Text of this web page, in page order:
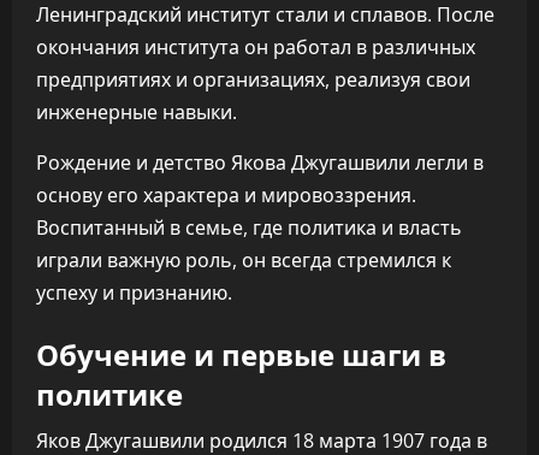
Ленинградский институт стали и сплавов. После
окончания института он работал в различных
предприятиях и организациях, реализуя свои
инженерные навыки.
Рождение и детство Якова Джугашвили легли в
основу его характера и мировоззрения.
Воспитанный в семье, где политика и власть
играли важную роль, он всегда стремился к
успеху и признанию.
Обучение и первые шаги в
политике
Яков Джугашвили родился 18 марта 1907 года в